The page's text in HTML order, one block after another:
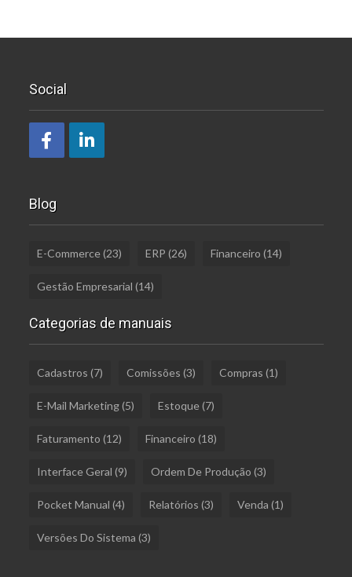
Social
Blog
E-Commerce(23) ERP (26) Financeiro (14)
Gestão Empresarial (14)
Categorias de manuais
Cadastros (7) Comissões (3) Compras (1)
E-Mail Marketing(5) Estoque(7)
Faturamento (12) Financeiro (18)
Interface Geral (9) Ordem De Produção (3)
Pocket Manual (4) Relatórios (3) Venda (1)
Versões Do Sistema (3)